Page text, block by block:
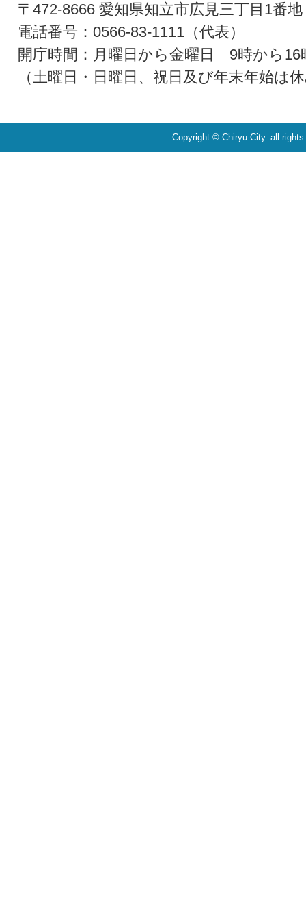
〒472-8666 愛知県知立市広見三丁目1番地
電話番号：0566-83-1111（代表）
開庁時間：月曜日から金曜日 9時から16
（土曜日・日曜日、祝日及び年末年始は
Copyright © Chiryu City. all rights